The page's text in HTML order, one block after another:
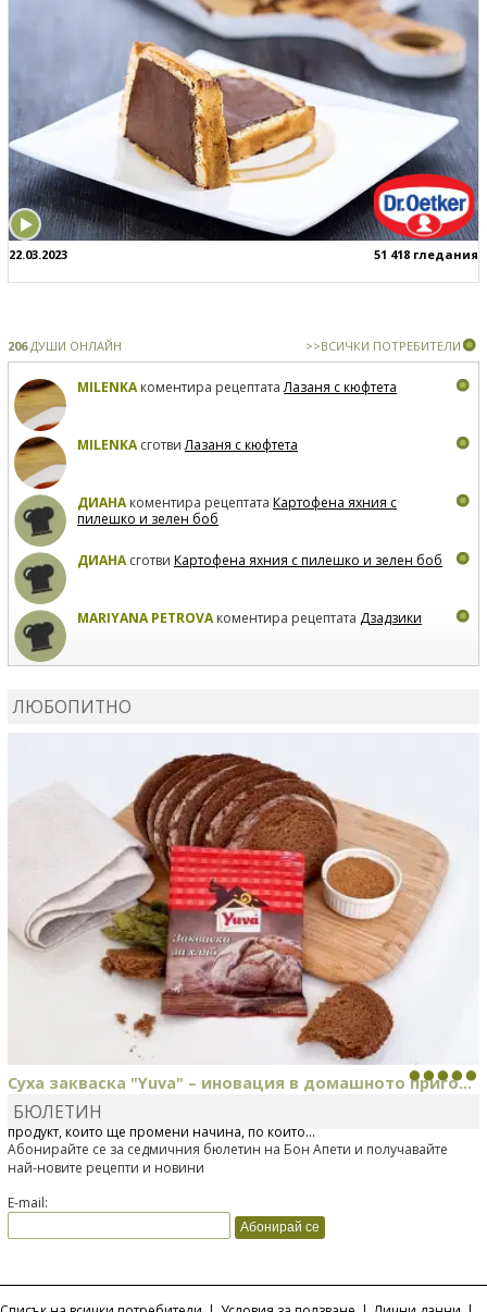
22.03.2023 51 418 гледания
206ДУШИ ОНЛАЙН >>ВСИЧКИ ПОТРЕБИТЕЛИ
MILENKAкоментира рецептатаЛазаня с кюфтета
MILENKAсготвиЛазаня с кюфтета
ДИАНАкоментира рецептата Картофена яхния с
пилешко и зелен боб
ДИАНАсготви Картофена яхния с пилешко и зелен боб
MARIYANA PETROVAкоментира рецептата Дзадзики
ЛЮБОПИТНО
Суха закваска "Yuva" – иновация в домашното приго...
Отскоро Лесафр България стартира предлагането на изцяло нов
продукт, който ще промени начина, по който...
БЮЛЕТИН
Абонирайте се за седмичния бюлетин на Бон Апети и получавайте
най-новите рецепти и новини
E-mail: